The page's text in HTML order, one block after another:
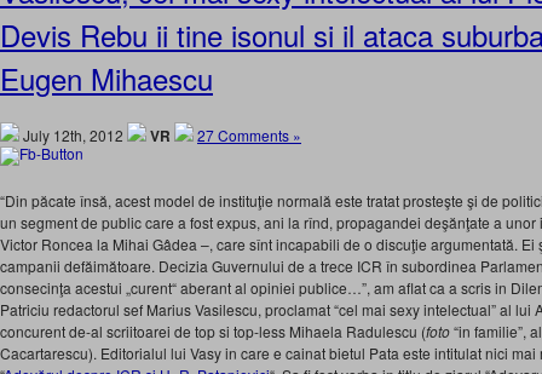
Devis Rebu ii tine isonul si il ataca
Eugen Mihaescu
July 12th, 2012 VR 27 Comments »
“Din păcate însă, acest model de instituţie normală este tratat prosteşte şi de
un segment de public care a fost expus, ani la rînd, propagandei deşănţate a
Victor Roncea la Mihai Gâdea –, care sînt incapabili de o discuţie argumentată.
campanii defăimătoare. Decizia Guvernului de a trece ICR în subordinea
consecinţa acestui „curent“ aberant al opiniei publice…”, am aflat ca a scris in
Patriciu redactorul sef Marius Vasilescu, proclamat “cel mai sexy intelectual” al lui
concurent de-al scriitoarei de top si top-less Mihaela Radulescu (foto“in familie”,
Cacartarescu). Editorialul lui Vasy in care e cainat bietul Pata este intitulat nici